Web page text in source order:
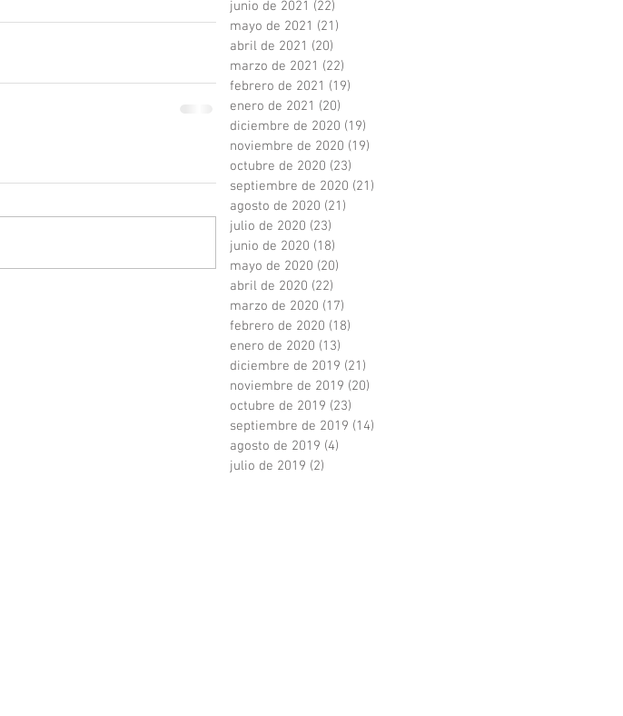
junio de 2021 (22)
mayo de 2021 (21)
abril de 2021 (20)
marzo de 2021 (22)
febrero de 2021 (19)
enero de 2021 (20)
diciembre de 2020 (19)
noviembre de 2020 (19)
octubre de 2020 (23)
septiembre de 2020 (21)
agosto de 2020 (21)
julio de 2020 (23)
junio de 2020 (18)
mayo de 2020 (20)
abril de 2020 (22)
marzo de 2020 (17)
febrero de 2020 (18)
enero de 2020 (13)
diciembre de 2019 (21)
noviembre de 2019 (20)
octubre de 2019 (23)
septiembre de 2019 (14)
agosto de 2019 (4)
julio de 2019 (2)